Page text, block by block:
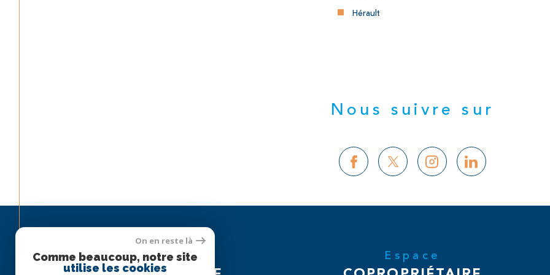
Hérault
Nous suivre sur
Espace Espace
On en reste là
Comme beaucoup, notre site
utilise les cookies